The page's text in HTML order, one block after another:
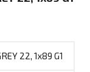
22, 1x89 G1